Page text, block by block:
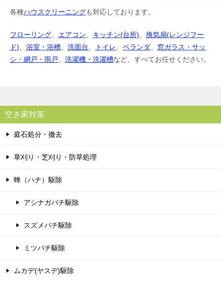
各種ハウスクリーニングも対応しております。
フローリング エアコン キッチン(台所)
換気扇(レンジフー
ド)
浴室・浴槽 洗面台 トイレ ベランダ
窓ガラス・サッ
シ・網戸・雨戸
洗濯機・洗濯槽など、すべてお任せください。
空き家対策
庭石処分・撤去
草刈り・芝刈り・防草処理
蜂（ハチ）駆除
アシナガバチ駆除
スズメバチ駆除
ミツバチ駆除
ムカデ(ヤスデ)駆除